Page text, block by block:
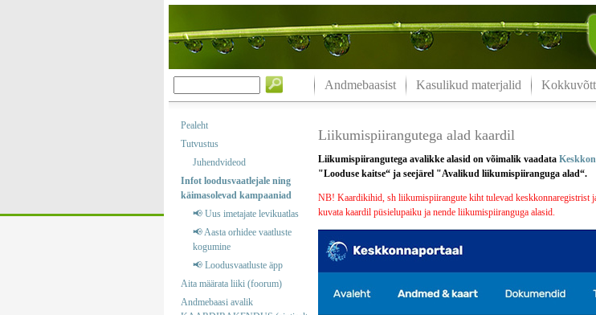
Andmebaasist Kasulikud materjalid
Pealeht
Tutvustus
Juhendvideod
Infot loodusvaatlejale ning
käimasolevad kampaaniad
📢 Uus imetajate levikuatlas
📢 Aasta orhidee vaatluste
kogumine
📢 Loodusvaatluste äpp
Aita määrata liiki (foorum)
Andmebaasi avalik
Liikumispiirangutega alad kaardil
Liikumispiirangutega avalikke alasid on võimalik vaadata
"Looduse kaitse“ ja seejärel "Avalikud liikumispiiranguga alad“.
NB! Kaardikihid, sh liikumispiirangute kiht tulevad keskkonnaregistrist
kuvata kaardil püsielupaiku ja nende liikumispiiranguga alasid.